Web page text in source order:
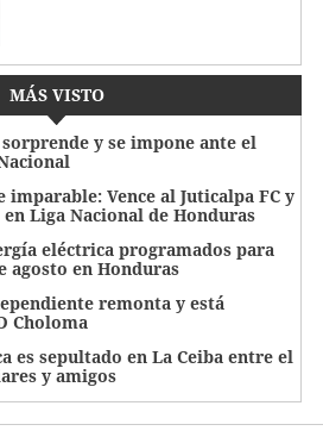
MÁS VISTO
y se impone ante el
imparable: Vence al Juticalpa FC y
Liga Nacional de Honduras
eléctrica programados para
agosto en Honduras
remonta y está
Choloma
es sepultado en La Ceiba entre el
y amigos